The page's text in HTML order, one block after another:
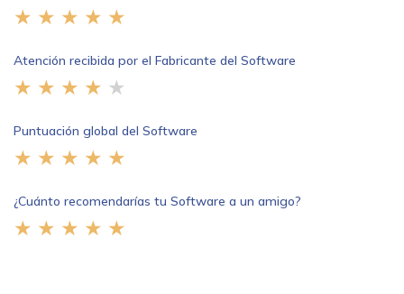
Atención recibida por el Fabricante del Software
Puntuación global del Software
¿Cuánto recomendarías tu Software a un amigo?